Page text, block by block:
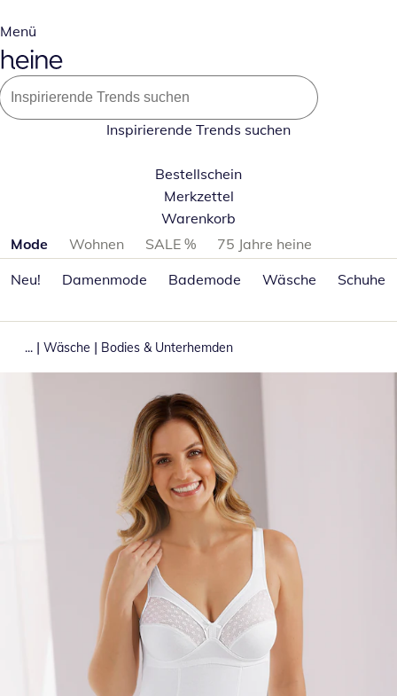
Menü
Inspirierende Trends suchen
Bestellschein
Merkzettel
Warenkorb
Produktkategorien überspringen
Mode Wohnen SALE %
75 Jahre heine
Neu!
Damenmode Bademode Wäsche Schuhe
... | Wäsche | Bodies & Unterhemden